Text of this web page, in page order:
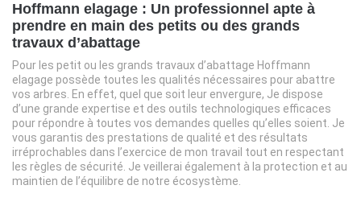
Hoffmann elagage : Un professionnel apte à
prendre en main des petits ou des grands
travaux d’abattage
Pour les petit ou les grands travaux d’abattage Hoffmann
elagage possède toutes les qualités nécessaires pour abattre
vos arbres. En effet, quel que soit leur envergure, Je dispose
d’une grande expertise et des outils technologiques efficaces
pour répondre à toutes vos demandes quelles qu’elles soient. Je
vous garantis des prestations de qualité et des résultats
irréprochables dans l’exercice de mon travail tout en respectant
les règles de sécurité. Je veillerai également à la protection et au
maintien de l’équilibre de notre écosystème.